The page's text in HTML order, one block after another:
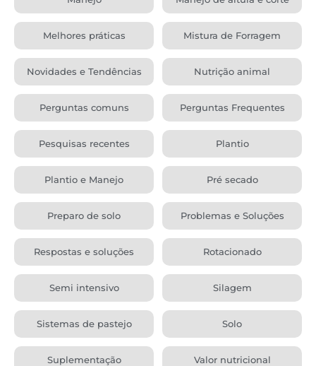
Melhores práticas Mistura de Forragem
Novidades e Tendências Nutrição animal
Perguntas comuns Perguntas Frequentes
Pesquisas recentes Plantio
Plantio e Manejo Pré secado
Preparo de solo Problemas e Soluções
Respostas e soluções Rotacionado
Semi intensivo Silagem
Sistemas de pastejo Solo
Suplementação Valor nutricional